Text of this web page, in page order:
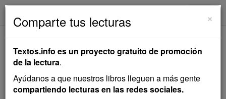
La Paja, la Brasa y la
Alubia
Hermanos Grimm
×
Comparte tus lecturas
Textos.info es un proyecto gratuito de promoción
de la lectura.
Ayúdanos a que nuestros libros lleguen a más gente
compartiendo lecturas en las redes sociales.